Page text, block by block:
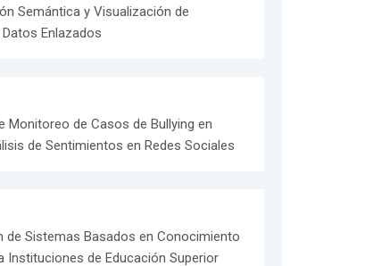
Semántica y Visualización de
Enlazados
Monitoreo de Casos de Bullying en
de Sentimientos en Redes Sociales
de Sistemas Basados en Conocimiento
Instituciones de Educación Superior